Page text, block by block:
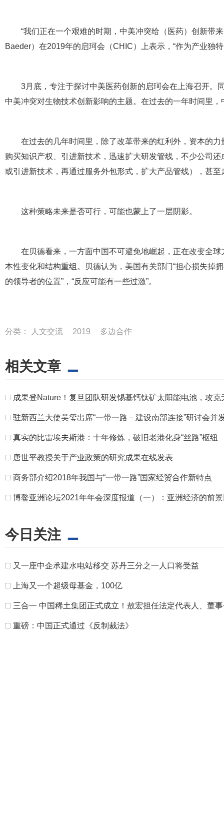
“我们正在一个艰难的时期，中美冲突给（医药）创新带
Baeder）在2019年的启珂会（CHIC）上表示，“作为产业独
3月底，专注于探讨中美医药创新的启珂会在上海召开。
中美冲突对生物技术创新影响的主题。在过去的一年时间里
在过去的几年时间里，除了改革带来的红利外，资本的
购买知识产权、引进新技术，迅速扩大研发管线，不少公司
或引进新技术，再通过服务外包形式，扩大产品管线），甚至
这种策略未来是否可行，可能也蒙上了一层阴影。
在贝德看来，一方面中国不可避免地崛起，正在改变全
本性变化和结构重组。贝德认为，美国有关部门“担心损失掉
的领导者的位置”，“反应可能有一些过激”。
分类： 人文交流 2019 多边合作
相关文章
□ 成果登Nature！复旦团队研发锡基钙钛矿太阳能电池，攻
□ 驻新西兰大使吴玺出席“一带一路－建设南部连接”研讨会并
□ 真实的比雷埃夫斯港：十年修炼，破旧老港化身“丝路”枢纽
□ 唐世平教授关于产业政策的研究成果在线发表
□ 商务部介绍2018年我国与“一带一路”国家经贸合作新特点
□ 博鳌亚洲论坛2021年年会深度报道（一）：亚洲经济的前
今日关注
□ 又一座中企承建水电站移交 苏丹三分之一人口将受益
□ 上海又一个超级母基金，100亿
□ 三合一 中国稀土集团正式成立！敖宏担任法定代表人、董
□ 重磅：中国正式通过《反制裁法》